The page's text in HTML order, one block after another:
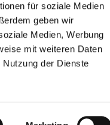
für soziale Medien
geben wir
Medien, Werbung
mit weiteren Daten
der Dienste